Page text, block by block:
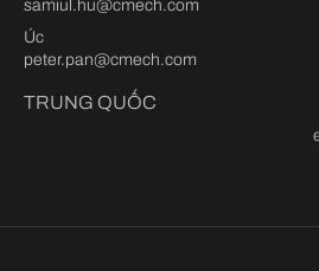
samiul.hu@cmech.com
Úc
peter.pan@cmech.com
TRUNG QUỐC